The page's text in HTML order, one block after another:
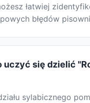
łatwiej
błędów
uczyć się dzielić
sylabicznego